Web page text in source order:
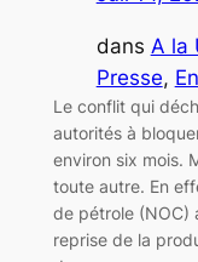
dans A la
Presse,
Le conflit qui
autorités à
environ six mois.
toute autre. En
de pétrole (NOC)
reprise de la